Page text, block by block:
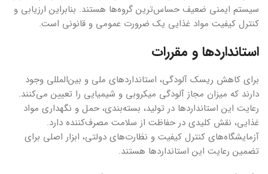
سیستم ایمنی ضعیف حساس‌ترین گروه‌ها هستند. بنابراین ارزیابی و
کنترل کیفیت مواد غذایی یک ضرورت عمومی و قانونی است.
استانداردها و مقررات
برای کاهش ریسک آلودگی، استانداردهای ملی و بین‌المللی وجود
دارند که میزان مجاز آلودگی میکروبی و شیمیایی را تعیین می‌کنند.
رعایت این استانداردها در تولید، بسته‌بندی، حمل و نگهداری مواد
غذایی، نقش کلیدی در حفاظت از سلامت مصرف‌کننده دارد.
آزمایشگاه‌های کنترل کیفیت و نظارت‌های دولتی، ابزار اصلی برای
تضمین رعایت این استانداردها هستند.